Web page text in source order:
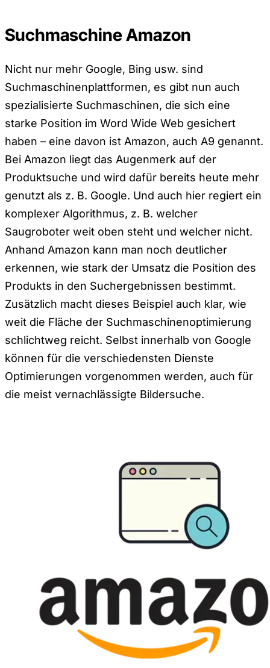
Suchmaschine Amazon
Nicht nur mehr Google, Bing usw. sind
Suchmaschinenplattformen, es gibt nun auch
spezialisierte Suchmaschinen, die sich eine
starke Position im Word Wide Web gesichert
haben – eine davon ist Amazon, auch A9 genannt.
Bei Amazon liegt das Augenmerk auf der
Produktsuche und wird dafür bereits heute mehr
genutzt als z. B. Google. Und auch hier regiert ein
komplexer Algorithmus, z. B. welcher
Saugroboter weit oben steht und welcher nicht.
Anhand Amazon kann man noch deutlicher
erkennen, wie stark der Umsatz die Position des
Produkts in den Suchergebnissen bestimmt.
Zusätzlich macht dieses Beispiel auch klar, wie
weit die Fläche der Suchmaschinenoptimierung
schlichtweg reicht. Selbst innerhalb von Google
können für die verschiedensten Dienste
Optimierungen vorgenommen werden, auch für
die meist vernachlässigte Bildersuche.